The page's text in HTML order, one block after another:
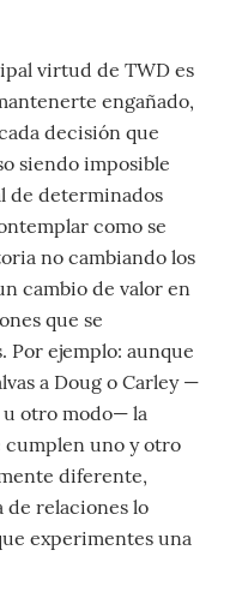
virtud de TWD es
engañado,
decisión que
siendo imposible
de determinados
como se
no cambiando los
cambio de valor en
que se
Por ejemplo: aunque
a Doug o Carley —
otro modo— la
uno y otro
diferente,
de relaciones lo
experimentes una